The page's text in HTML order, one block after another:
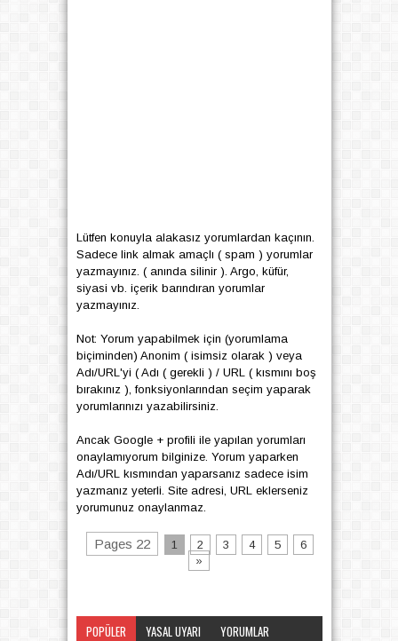
Lütfen konuyla alakasız yorumlardan kaçının.
Sadece link almak amaçlı ( spam ) yorumlar
yazmayınız. ( anında silinir ). Argo, küfür,
siyasi vb. içerik barındıran yorumlar
yazmayınız.
Not: Yorum yapabilmek için (yorumlama
biçiminden) Anonim ( isimsiz olarak ) veya
Adı/URL'yi ( Adı ( gerekli ) / URL ( kısmını boş
bırakınız ), fonksiyonlarından seçim yaparak
yorumlarınızı yazabilirsiniz.
Ancak Google + profili ile yapılan yorumları
onaylamıyorum bilginize. Yorum yaparken
Adı/URL kısmından yaparsanız sadece isim
yazmanız yeterli. Site adresi, URL eklerseniz
yorumunuz onaylanmaz.
Pages 22 1 2 3 4 5
6
»
POPÜLER YASAL UYARI
YORUMLAR